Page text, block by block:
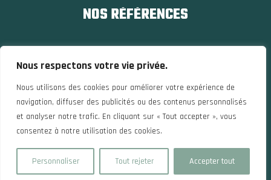
Nous respectons votre vie privée.
Nous utilisons des cookies pour améliorer votre expérience de
navigation, diffuser des publicités ou des contenus personnalisés
et analyser notre trafic. En cliquant sur « Tout accepter », vous
consentez à notre utilisation des cookies.
Personnaliser Tout rejeter Accepter tout
NOS RÉFÉRENCES